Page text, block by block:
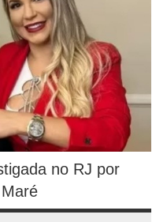
no RJ por